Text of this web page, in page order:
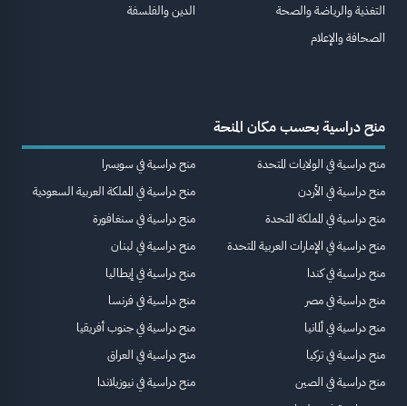
التغذية والرياضة والصحة
الصحافة والإعلام
الدين والفلسفة
منح دراسية بحسب مكان المنحة
منح دراسية في الولايات المتحدة
منح دراسية في الأردن
منح دراسية في المملكة المتحدة
منح دراسية في الإمارات العربية المتحدة
منح دراسية في كندا
منح دراسية في مصر
منح دراسية في ألمانيا
منح دراسية في تركيا
منح دراسية في الصين
منح دراسية في سويسرا
منح دراسية في المملكة العربية السعودية
منح دراسية في سنغافورة
منح دراسية في لبنان
منح دراسية في إيطاليا
منح دراسية في فرنسا
منح دراسية في جنوب أفريقيا
منح دراسية في العراق
منح دراسية في نيوزيلاندا